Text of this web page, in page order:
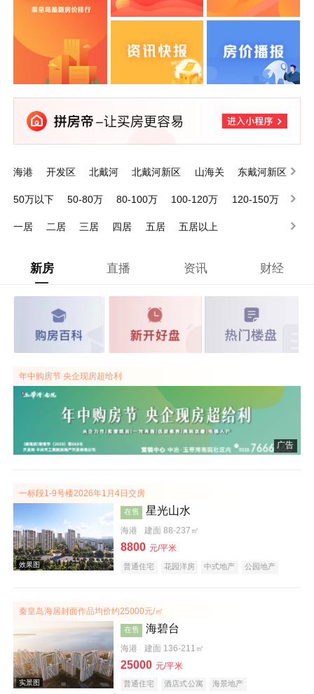
海港 开发区 北戴河 北戴河新区 山海关
东戴河新区
50万以下
50-80万 80-100万 100-120万
120-150万
一居
二居 三居 四居 五居 五居以上
新房 直播 资讯 财经
年中购房节 央企现房超给利
广告
一标段1-9号楼2026年1月4日交房
在售 星光山水
海港 建面 88-237㎡
8800 元/平米
普通住宅 花园洋房 中式地产
公园地产
秦皇岛海居封面作品均价约25000元/㎡
在售 海碧台
海港 建面 136-211㎡
25000 元/平米
普通住宅 酒店式公寓 海景地产